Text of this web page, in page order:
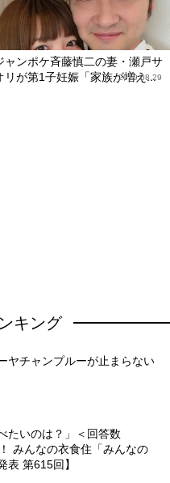
ャンポケ斉藤慎二の妻・瀬戸サ
リが第1子妊娠「家族が増え...
2019.08.29
キング
ヤチャンプルーが止まらない
たいのは？」＜回答数
みんなの衣食住「みんなの
表 第615回】